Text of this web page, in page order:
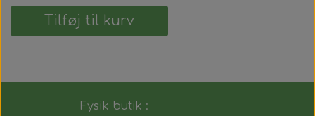
Tilføj til kurv
Fysik butik :